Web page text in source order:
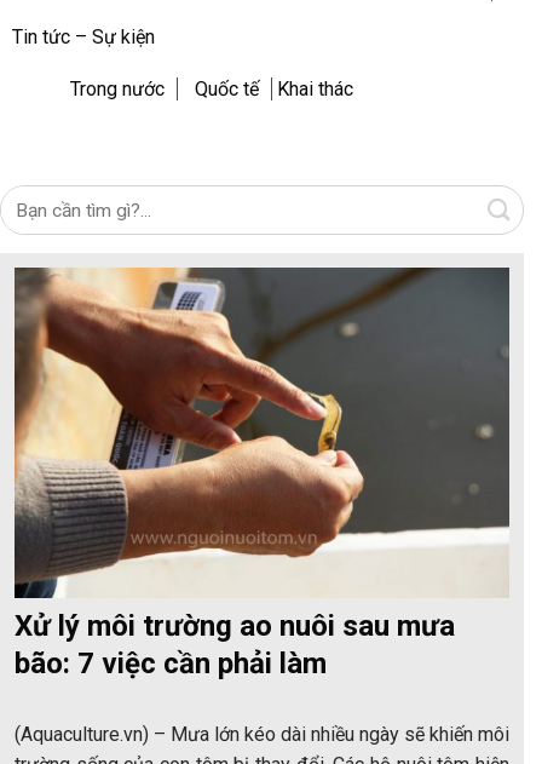
Tin tức – Sự kiện
Trong nước Quốc tế Khai thác
Xử lý môi trường ao nuôi sau mưa
bão: 7 việc cần phải làm
(Aquaculture.vn) – Mưa lớn kéo dài nhiều ngày sẽ khiến môi